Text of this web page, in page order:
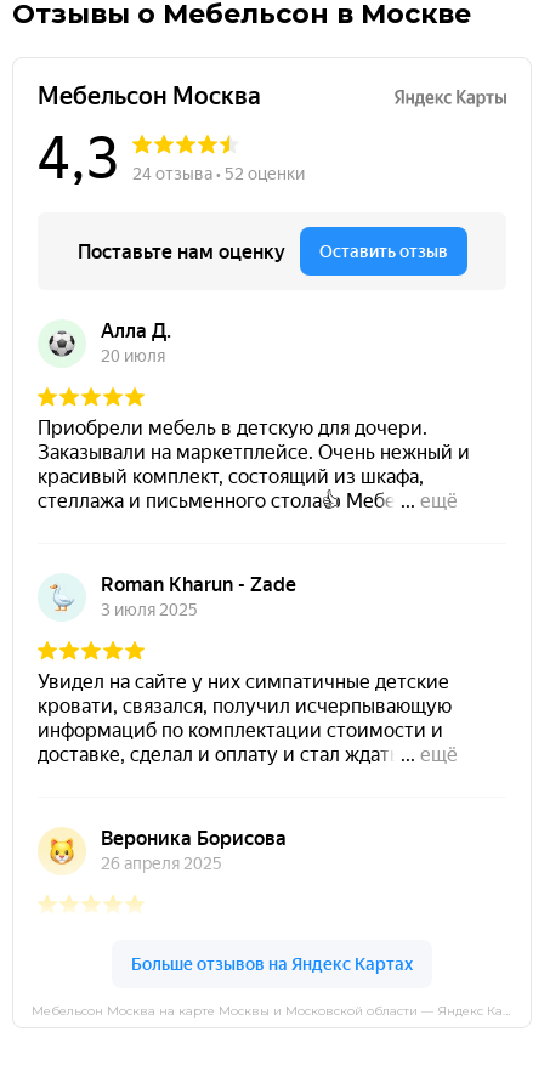
Отзывы о Мебельсон в Москве
Мебельсон Москва на карте Москвы и Московской области — Яндекс Карты